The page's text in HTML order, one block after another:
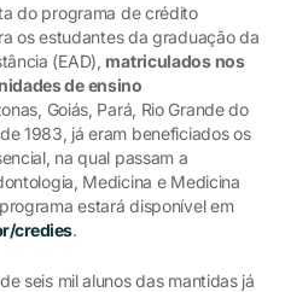
do programa de crédito
os estudantes da graduação da
(EAD), matriculados nos
de ensino
Goiás, Pará, Rio Grande do
1983, já eram beneficiados os
na qual passam a
Medicina e Medicina
estará disponível em
credies.
seis mil alunos das mantidas já